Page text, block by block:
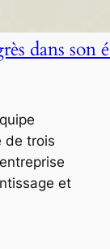
dans son
de trois
et